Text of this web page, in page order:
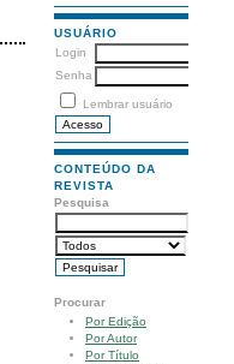
USUÁRIO
Login
Senha
Lembrar usuário
CONTEÚDO DA
REVISTA
Pesquisa
Procurar
Por Edição
Por Autor
Por Título